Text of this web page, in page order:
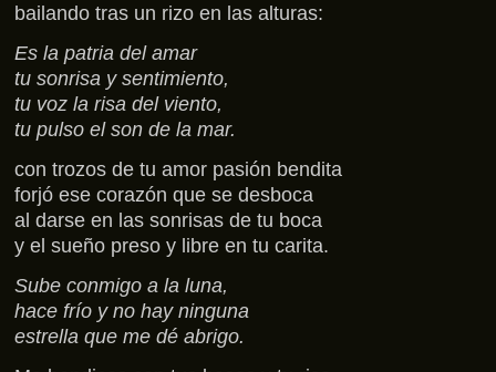
bailando tras un rizo en las alturas:
Es la patria del amar
tu sonrisa y sentimiento,
tu voz la risa del viento,
tu pulso el son de la mar.
con trozos de tu amor pasión bendita
forjó ese corazón que se desboca
al darse en las sonrisas de tu boca
y el sueño preso y libre en tu carita.
Sube conmigo a la luna,
hace frío y no hay ninguna
estrella que me dé abrigo.